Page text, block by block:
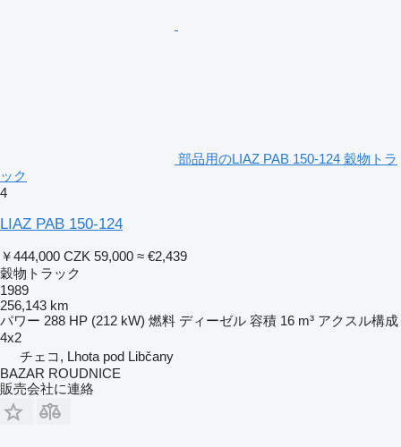
部品用のLIAZ PAB 150-124 穀物トラ
ック
4
LIAZ PAB 150-124
￥444,000 CZK 59,000 ≈ €2,439
穀物トラック
1989
256,143 km
パワー 288 HP (212 kW) 燃料 ディーゼル 容積 16 m³ アクスル構成
4x2
チェコ, Lhota pod Libčany
BAZAR ROUDNICE
販売会社に連絡